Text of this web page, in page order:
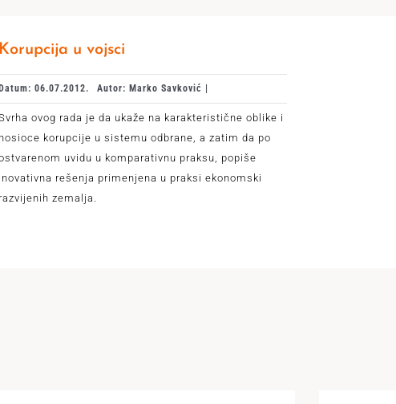
Korupcija u vojsci
06.07.2012. Autor: Marko Savković |
ovog rada je da ukaže na karakteristične oblike i
nosioce korupcije u sistemu odbrane, a zatim da po
uvidu u komparativnu praksu, popiše
inovativna rešenja primenjena u praksi ekonomski
razvijenih zemalja.